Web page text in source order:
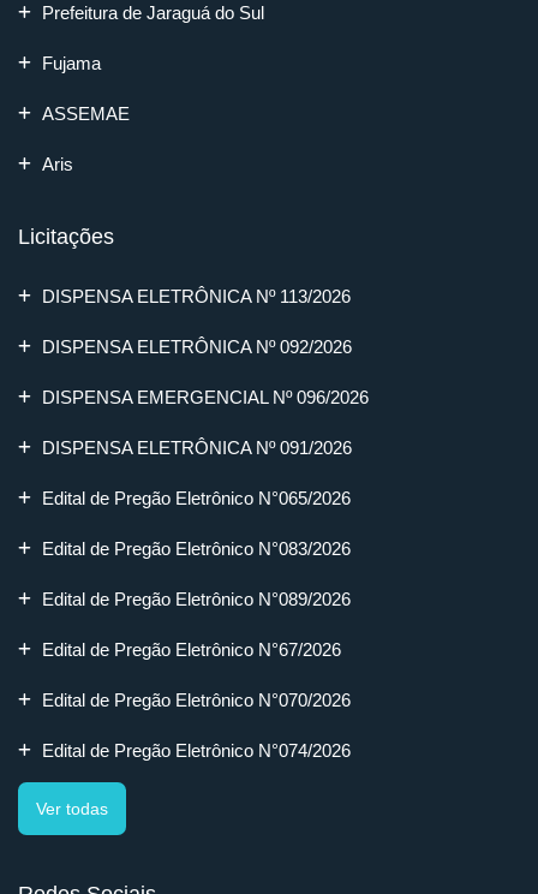
Prefeitura de Jaraguá do Sul
Fujama
ASSEMAE
Aris
Licitações
DISPENSA ELETRÔNICA Nº 113/2026
DISPENSA ELETRÔNICA Nº 092/2026
DISPENSA EMERGENCIAL Nº 096/2026
DISPENSA ELETRÔNICA Nº 091/2026
Edital de Pregão Eletrônico N°065/2026
Edital de Pregão Eletrônico N°083/2026
Edital de Pregão Eletrônico N°089/2026
Edital de Pregão Eletrônico N°67/2026
Edital de Pregão Eletrônico N°070/2026
Edital de Pregão Eletrônico N°074/2026
Ver todas